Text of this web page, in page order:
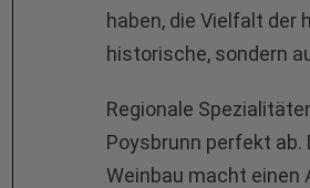
haben, die Vielfalt
historische, sondern
Regionale
Poysbrunn perfekt
Weinbau macht einen